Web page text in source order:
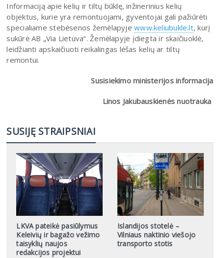
Informaciją apie kelių ir tiltų būklę, inžinerinius kelių
objektus, kurie yra remontuojami, gyventojai gali pažiūrėti
specialiame stebėsenos žemėlapyjewww.keliubukle.lt, kurį
sukūrė AB „Via Lietuva“. Žemėlapyje įdiegta ir skaičiuoklė,
leidžianti apskaičiuoti reikalingas lėšas kelių ar tiltų
remontui.
Susisiekimo ministerijos informacija
Linos Jakubauskienės nuotrauka
SUSIJĘ STRAIPSNIAI
LKVA pateikė pasiūlymus
Keleivių ir bagažo vežimo
taisyklių naujos
redakcijos projektui
Islandijos stotelė –
Vilniaus naktinio viešojo
transporto stotis